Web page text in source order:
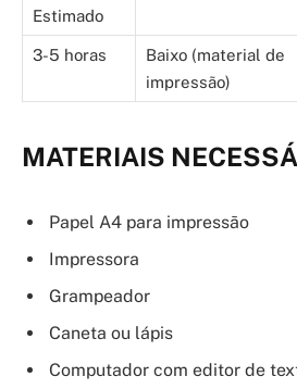
Estimado
3-5 horas
Baixo (material de
impressão)
MATERIAIS
Papel A4 para impressão
Impressora
Grampeador
Caneta ou lápis
Computador com editor de